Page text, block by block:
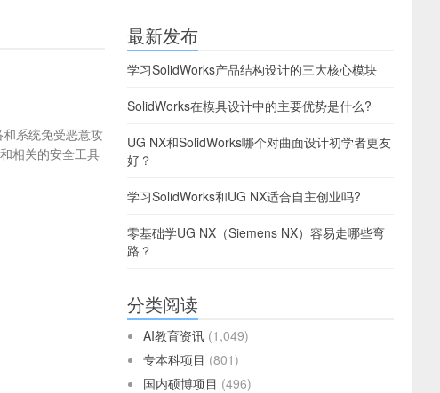
系统免受恶意攻
相关的安全工具
最新发布
学习SolidWorks产品结构设计的三大核心模块
SolidWorks在模具设计中的主要优势是什么?
UG NX和SolidWorks哪个对曲面设计初学者更友
好？
学习SolidWorks和UG NX适合自主创业吗?
零基础学UG NX（Siemens NX）容易走哪些弯
路？
分类阅读
AI教育资讯 (1,049)
专本科项目 (801)
国内硕博项目 (496)